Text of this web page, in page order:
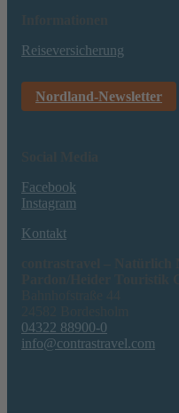
Reiseversicherung
Nordland-Newsletter
Facebook
Instagram
Kontakt
04322 88900-0
info@contrastravel.com